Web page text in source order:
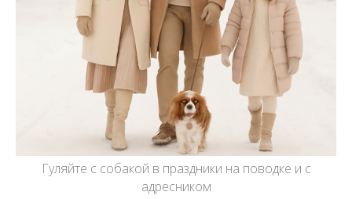
Гуляйте с собакой в праздники на поводке и с
адресником